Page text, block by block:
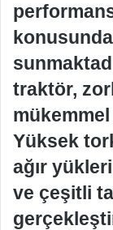
traktör,
Yüksek
ağır
ve çeşitli